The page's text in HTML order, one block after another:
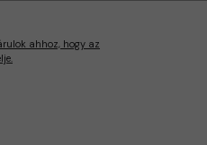
ahhoz, hogy az